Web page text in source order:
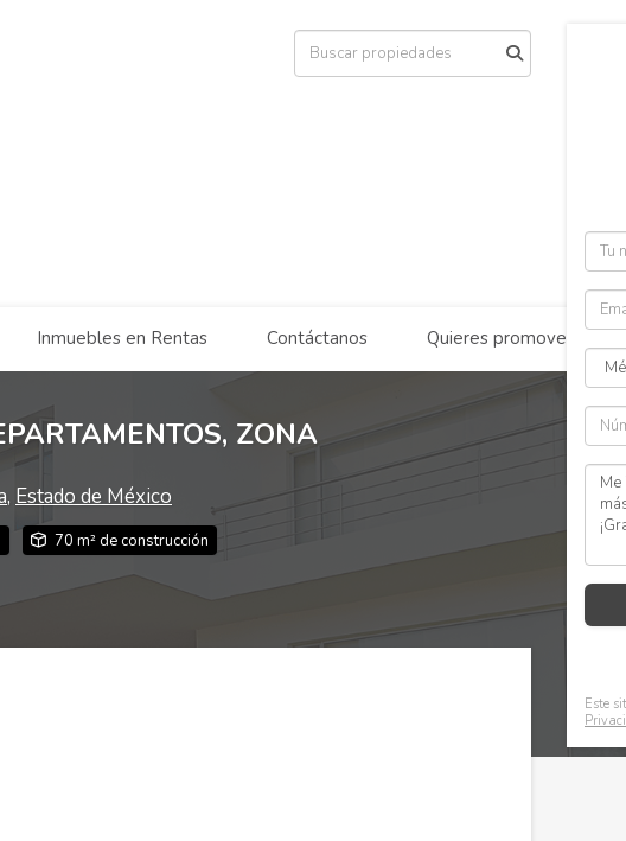
Inmuebles en Rentas Contáctanos Quieres promover una
ZONA
, Estado de México
70 m² de construcción
Este